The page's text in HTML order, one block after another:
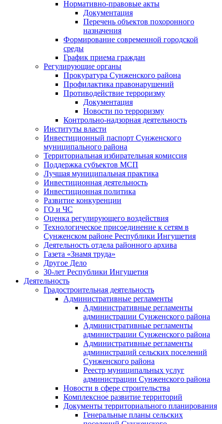
Нормативно-правовые акты
Документация
Перечень объектов похоронного
назначения
Формирование современной городской
среды
График приема граждан
Регулирующие органы
Прокуратура Сунженского района
Профилактика правонарушений
Противодействие терроризму
Документация
Новости по терроризму
Контрольно-надзорная деятельность
Институты власти
Инвестиционный паспорт Сунженского
муниципального района
Территориальная избирательная комиссия
Поддержка субъектов МСП
Лучшая муниципальная практика
Инвестиционная деятельность
Инвестиционная политика
Развитие конкуренции
ГО и ЧС
Оценка регулирующего воздействия
Технологическое присоединение к сетям в
Сунженском районе Республики Ингушетия
Деятельность отдела районного архива
Газета «Знамя труда»
Другое Дело
30-лет Республики Ингушетия
Деятельность
Градостроительная деятельность
Административные регламенты
Административные регламенты
администрации Сунженского района
Административные регламенты
администрации Сунженского района
Административные регламенты
администраций сельских поселений
Сунженского района
Реестр муниципальных услуг
администрации Сунженского района
Новости в сфере строительства
Комплексное развитие территорий
Документы территориального планирования
Генеральные планы сельских